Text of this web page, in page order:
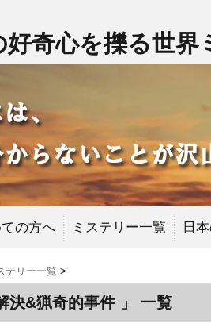
好奇心を擽る世界
の方へ ミステリー一覧 日
テリー一覧 >
決&猟奇的事件 」 一覧